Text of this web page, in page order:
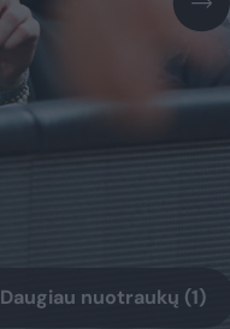
Daugiau nuotraukų (1)